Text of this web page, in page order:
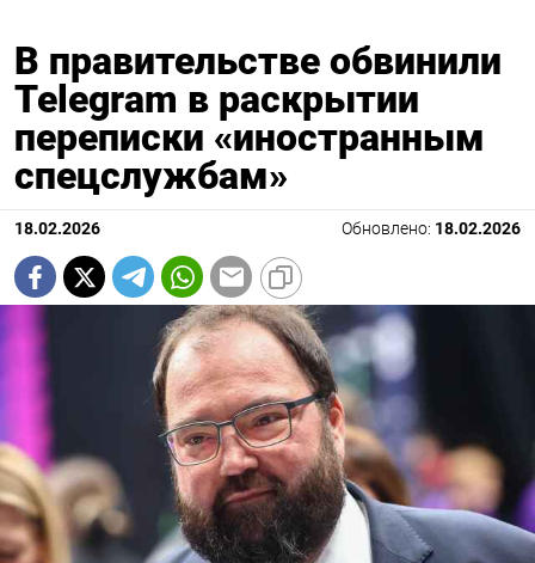
В правительстве обвинили
Telegram в раскрытии
переписки «иностранным
спецслужбам»
18.02.2026 Обновлено: 18.02.2026